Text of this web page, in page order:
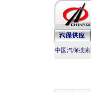
中国汽保搜